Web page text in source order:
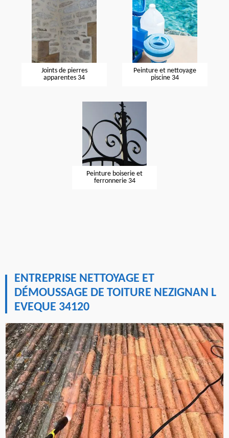
Joints de pierres
apparentes 34
Peinture et nettoyage
piscine 34
Peinture boiserie et
ferronnerie 34
ENTREPRISE NETTOYAGE ET
DÉMOUSSAGE DE TOITURE NEZIGNAN L
EVEQUE 34120